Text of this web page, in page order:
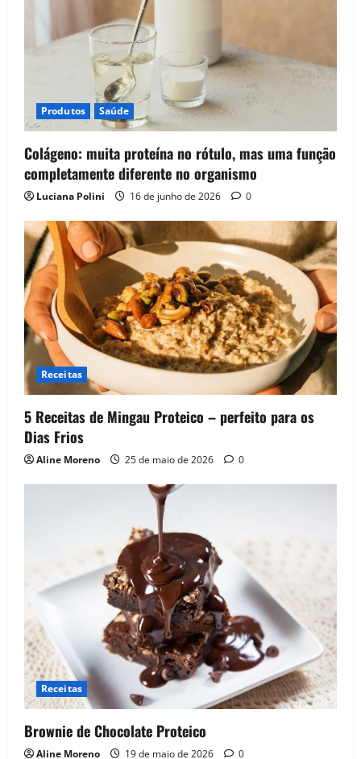
Produtos Saúde
Colágeno: muita proteína no rótulo, mas uma função
completamente diferente no organismo
Luciana Polini 16 de junho de 2026 0
Receitas
5 Receitas de Mingau Proteico – perfeito para os
Dias Frios
Aline Moreno 25 de maio de 2026 0
Receitas
Brownie de Chocolate Proteico
Aline Moreno 19 de maio de 2026 0